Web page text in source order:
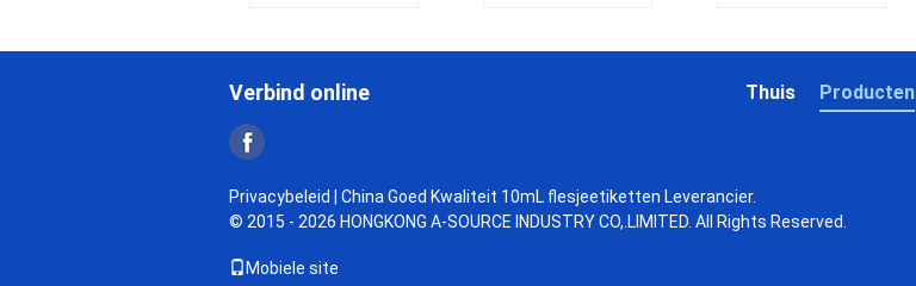
etiketten op een
Type:
Flesjeetiketten, de
stickers van het
Broodjesstickers,
glasflesjes,
Apotheekstickers,
Holografisch 10ml-
plastic zak
sticker
Toepassing:
Laboratoriumflessen,
Verbind online Producten
Thuis
Privacybeleid | China Goed Kwaliteit 10mL flesjeetiketten Leverancier.
© 2015 - 2026 HONGKONG A-SOURCE INDUSTRY CO,.LIMITED. All Rights Reserved.
Mobiele site